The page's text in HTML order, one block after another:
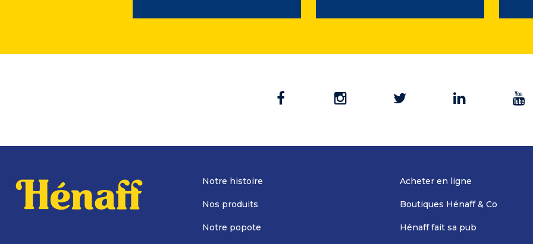
Notre histoire
Nos produits
Notre popote
Acheter en ligne
Boutiques Hénaff & Co
Hénaff fait sa pub